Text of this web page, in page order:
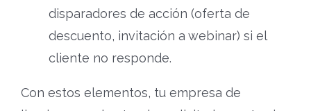
disparadores de acción (oferta de
descuento, invitación a webinar) si el
cliente no responde.
Con estos elementos, tu empresa de